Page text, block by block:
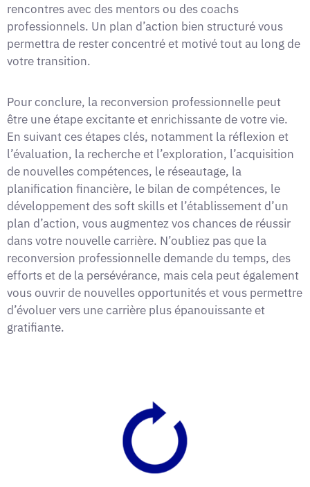
rencontres avec des mentors ou des coachs
professionnels. Un plan d’action bien structuré vous
permettra de rester concentré et motivé tout au long de
votre transition.
Pour conclure, la reconversion professionnelle peut
être une étape excitante et enrichissante de votre vie.
En suivant ces étapes clés, notamment la réflexion et
l’évaluation, la recherche et l’exploration, l’acquisition
de nouvelles compétences, le réseautage, la
planification financière, le bilan de compétences, le
développement des soft skills et l’établissement d’un
plan d’action, vous augmentez vos chances de réussir
dans votre nouvelle carrière. N’oubliez pas que la
reconversion professionnelle demande du temps, des
efforts et de la persévérance, mais cela peut également
vous ouvrir de nouvelles opportunités et vous permettre
d’évoluer vers une carrière plus épanouissante et
gratifiante.